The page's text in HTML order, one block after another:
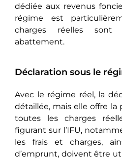
dédiée aux revenus
régime est
charges réelles
abattement.
Déclaration sous le
Avec le régime réel, la
détaillée, mais elle offre la
toutes les charges
figurant sur l’IFU,
les frais et charges,
d’emprunt, doivent être